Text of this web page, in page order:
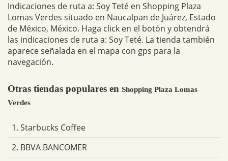
Indicaciones de ruta a: Soy Teté en Shopping Plaza
Lomas Verdes situado en Naucalpan de Juárez, Estado
de México, México. Haga click en el botón y obtendrá
las indicaciones de ruta a: Soy Teté. La tienda también
aparece señalada en el mapa con gps para la
navegación.
Otras tiendas populares en Shopping Plaza Lomas
Verdes
1. Starbucks Coffee
2. BBVA BANCOMER